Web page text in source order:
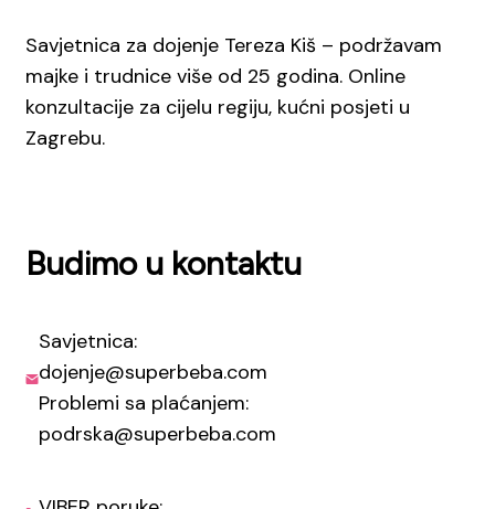
Savjetnica za dojenje Tereza Kiš – podržavam
majke i trudnice više od 25 godina. Online
konzultacije za cijelu regiju, kućni posjeti u
Zagrebu.
Budimo u kontaktu
Savjetnica:
dojenje@superbeba.com
Problemi sa plaćanjem:
podrska@superbeba.com